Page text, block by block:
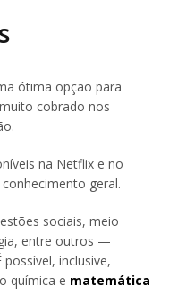
ótima opção para
cobrado nos
na Netflix e no
geral.
sociais, meio
entre outros —
inclusive,
química e matemática